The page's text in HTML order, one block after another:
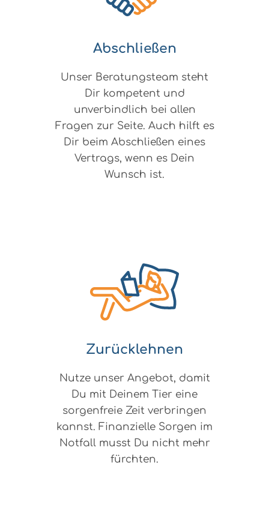
Abschließen
Unser Beratungsteam steht
Dir kompetent und
unverbindlich bei allen
Fragen zur Seite. Auch hilft es
Dir beim Abschließen eines
Vertrags, wenn es Dein
Wunsch ist.
Zurücklehnen
Nutze unser Angebot, damit
Du mit Deinem Tier eine
sorgenfreie Zeit verbringen
kannst. Finanzielle Sorgen im
Notfall musst Du nicht mehr
fürchten.